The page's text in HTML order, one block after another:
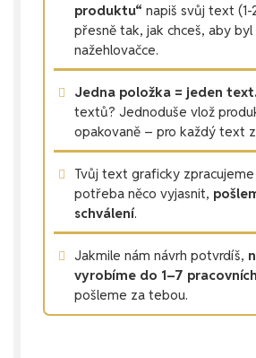
produktu“ napiš svůj text (1-
přesně tak, jak chceš, aby byl
nažehlovačce.
Jedna položka = jeden text.
textů? Jednoduše vlož
opakovaně – pro každý text
Tvůj text graficky
potřeba něco vyjasnit,
schválení.
Jakmile nám návrh potvrdíš,
vyrobíme do 1–7
pošleme za tebou.